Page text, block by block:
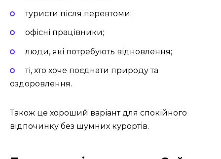
туристи після перевтоми;
офісні працівники;
люди, які потребують відновлення;
ті, хто хоче поєднати природу та
оздоровлення.
Також це хороший варіант для спокійного
відпочинку без шумних курортів.